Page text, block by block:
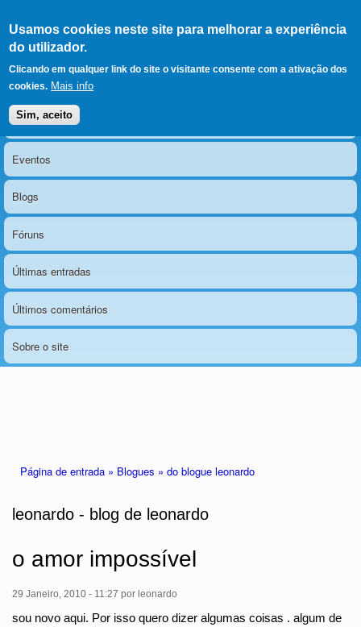
Usamos cookies neste site para melhorar a experiência
do utilizador.
Clicando em qualquer link do site o visitante consente com a ativação dos
cookies. Mais info
Sim, aceito
LERPARAVER , ir para a
página principal
O portal da visão diferente
Menu principal
Notícias
Eventos
Blogs
Fóruns
Últimas entradas
Últimos comentários
Sobre o site
Página de entrada » Blogues » do blogue leonardo
leonardo - blog de leonardo
o amor impossível
29 Janeiro, 2010 - 11:27 por leonardo
sou novo aqui. Por isso quero dizer algumas coisas . algum de